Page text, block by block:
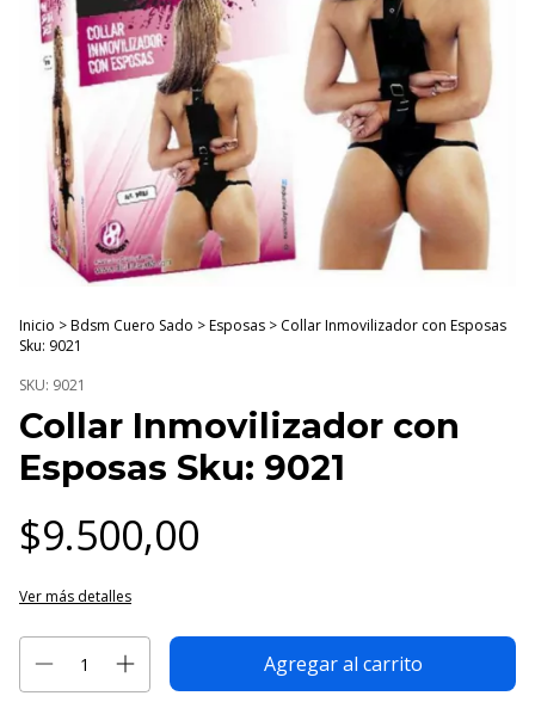
Inicio >Bdsm Cuero Sado >Esposas > Collar Inmovilizador con Esposas
Sku: 9021
SKU: 9021
Collar Inmovilizador con
Esposas Sku: 9021
$9.500,00
Ver más detalles